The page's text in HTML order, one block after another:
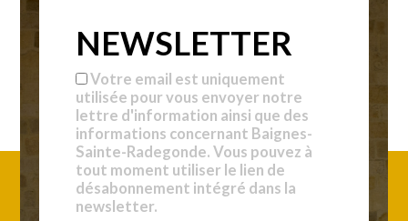
NEWSLETTER
Votre email est uniquement
utilisée pour vous envoyer notre
lettre d'information ainsi que des
informations concernant Baignes-
Sainte-Radegonde. Vous pouvez à
tout moment utiliser le lien de
désabonnement intégré dans la
newsletter.